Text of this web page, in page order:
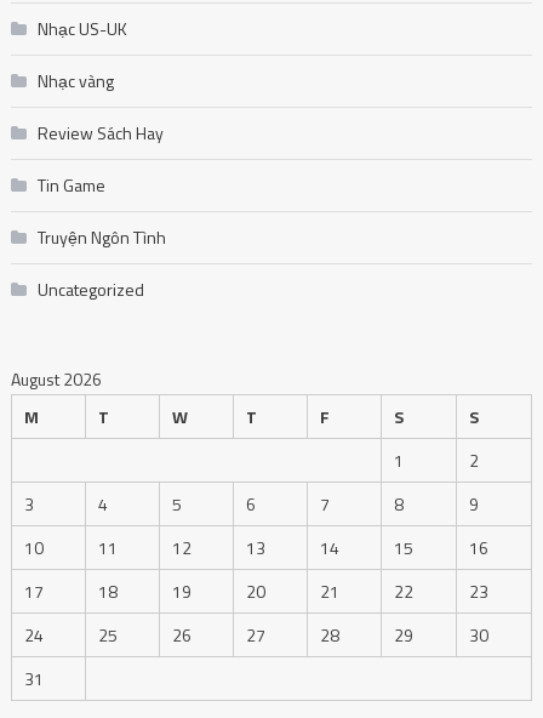
Nhạc US-UK
Nhạc vàng
Review Sách Hay
Tin Game
Truyện Ngôn Tình
Uncategorized
August 2026
M
T W T F S
S
1
2
3
4 5 6 7 8
9
10
11 12 13 14 15
16
17
18 19 20 21 22
23
24
25 26 27 28 29
30
31